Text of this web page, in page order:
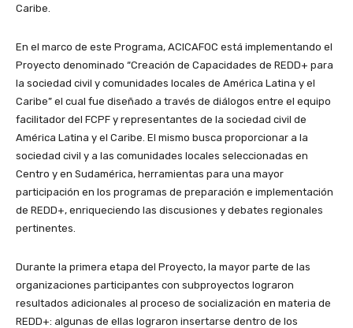
Caribe.
En el marco de este Programa, ACICAFOC está implementando el
Proyecto denominado “Creación de Capacidades de REDD+ para
la sociedad civil y comunidades locales de América Latina y el
Caribe” el cual fue diseñado a través de diálogos entre el equipo
facilitador del FCPF y representantes de la sociedad civil de
América Latina y el Caribe. El mismo busca proporcionar a la
sociedad civil y a las comunidades locales seleccionadas en
Centro y en Sudamérica, herramientas para una mayor
participación en los programas de preparación e implementación
de REDD+, enriqueciendo las discusiones y debates regionales
pertinentes.
Durante la primera etapa del Proyecto, la mayor parte de las
organizaciones participantes con subproyectos lograron
resultados adicionales al proceso de socialización en materia de
REDD+: algunas de ellas lograron insertarse dentro de los